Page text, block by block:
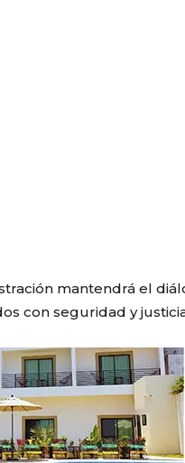
mantendrá el
con seguridad y